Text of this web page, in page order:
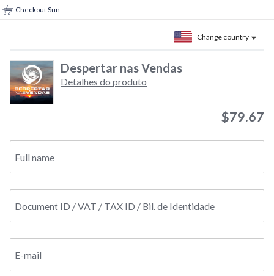
Checkout Sun
Change country
Despertar nas Vendas
Detalhes do produto
$79.67
Full name
Document ID / VAT / TAX ID / Bil. de Identidade
E-mail